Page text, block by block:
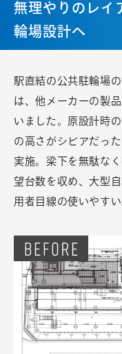
無理やりのレイ
輪場設計へ
駅直結の公共駐輪場
は、他メーカーの製
いました。原設計時
の高さがシビアだっ
実施。梁下を無駄な
望台数を収め、大型
用者目線の使いやす